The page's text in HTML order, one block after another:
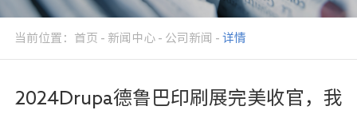
当前位置： 首页 - 新闻中心- 公司新闻 - 详情
2024Drupa德鲁巴印刷展完美收官，我